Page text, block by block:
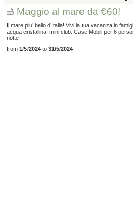
Maggio al mare da €60!
Il mare piu’ bello d’Italia! Vivi la tua vacanza in
acqua cristallina, mini club. Case Mobili per 6
notte
from 1/5/2024 to 31/5/2024